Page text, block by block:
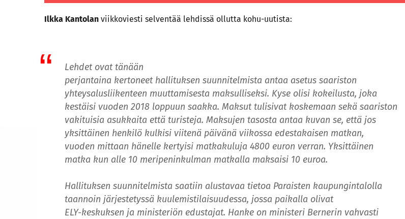
Ilkka Kantolan viikkoviesti selventää lehdissä ollutta kohu-uutista:
Lehdet ovat tänään
perjantaina kertoneet hallituksen suunnitelmista antaa asetus saariston
yhteysalusliikenteen muuttamisesta maksulliseksi. Kyse olisi kokeilusta, joka
kestäisi vuoden 2018 loppuun saakka. Maksut tulisivat koskemaan sekä saariston
vakituisia asukkaita että turisteja. Maksujen tasosta antaa kuvan se, että jos
yksittäinen henkilö kulkisi viitenä päivänä viikossa edestakaisen matkan,
vuoden mittaan hänelle kertyisi matkakuluja 4800 euron verran. Yksittäinen
matka kun alle 10 meripeninkulman matkalla maksaisi 10 euroa.
Hallituksen suunnitelmista saatiin alustavaa tietoa Paraisten kaupungintalolla
taannoin järjestetyssä kuulemistilaisuudessa, jossa paikalla olivat
ELY-keskuksen ja ministeriön edustajat. Hanke on ministeri Bernerin vahvasti